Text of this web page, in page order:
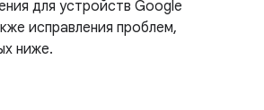
для устройств Google
исправления проблем,
ниже.